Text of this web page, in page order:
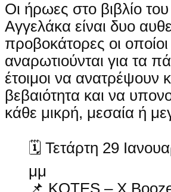
Οι ήρωες στο βιβλίο του
Αγγελάκα είναι δυο
προβοκάτορες οι οποίοι
αναρωτιούνται για τα
έτοιμοι να ανατρέψουν
βεβαιότητα και να
κάθε μικρή, μεσαία ή
🗓 Τετάρτη 29
μμ
📌 KOTES – X